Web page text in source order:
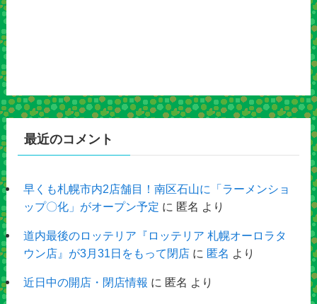
最近のコメント
早くも札幌市内2店舗目！南区石山に「ラーメンショ
ップ〇化」がオープン予定 に 匿名 より
道内最後のロッテリア『ロッテリア 札幌オーロラタ
ウン店』が3月31日をもって閉店に 匿名 より
近日中の開店・閉店情報 に 匿名 より